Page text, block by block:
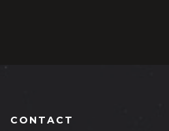
CONTACT